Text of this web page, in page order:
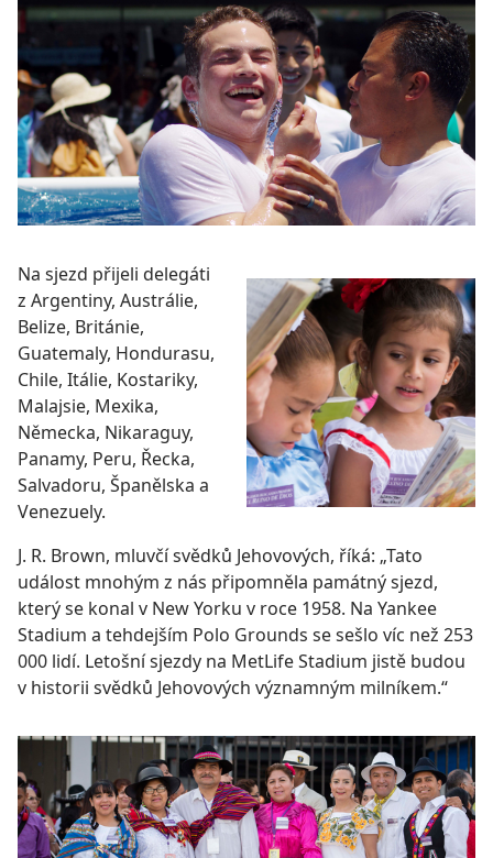
Na sjezd přijeli delegáti
z Argentiny, Austrálie,
Belize, Británie,
Guatemaly, Hondurasu,
Chile, Itálie, Kostariky,
Malajsie, Mexika,
Německa, Nikaraguy,
Panamy, Peru, Řecka,
Salvadoru, Španělska a
Venezuely.
J. R. Brown, mluvčí svědků Jehovových, říká: „Tato
událost mnohým z nás připomněla památný sjezd,
který se konal v New Yorku v roce 1958. Na Yankee
Stadium a tehdejším Polo Grounds se sešlo víc než 253
000 lidí. Letošní sjezdy na MetLife Stadium jistě budou
v historii svědků Jehovových významným milníkem.“